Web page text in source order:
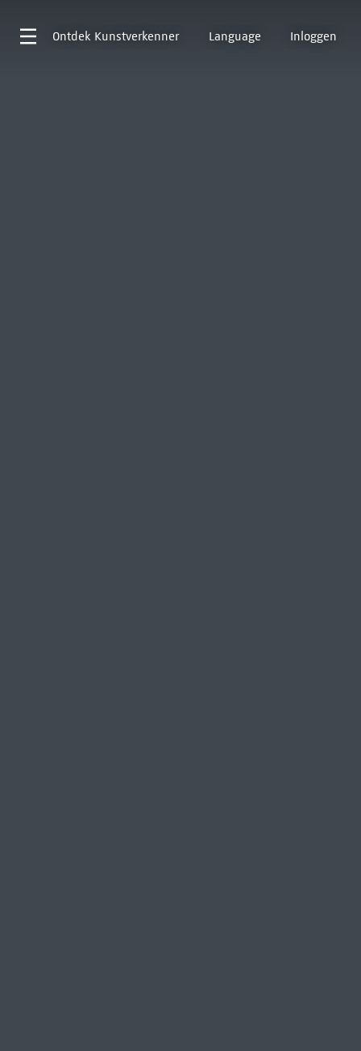
Ontdek Kunstverkenner Language Inloggen